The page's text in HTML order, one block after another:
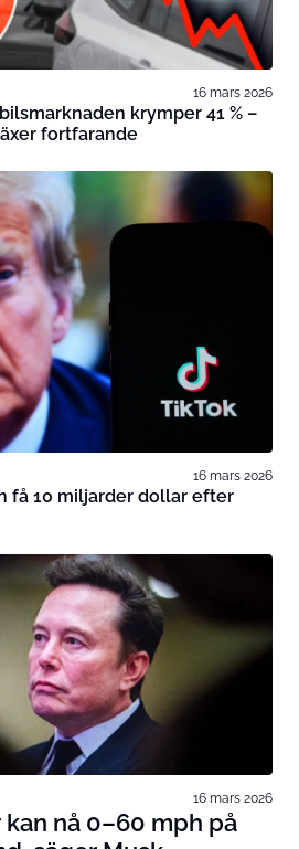
16 mars 2026
krymper 41 % –
fortfarande
16 mars 2026
få 10 miljarder dollar efter
16 mars 2026
nå 0–60 mph på